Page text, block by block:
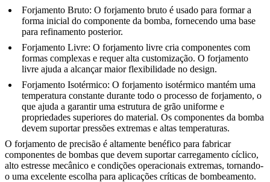
Forjamento Bruto: O forjamento bruto é usado para formar a
forma inicial do componente da bomba, fornecendo uma base
para refinamento posterior.
Forjamento Livre: O forjamento livre cria componentes com
formas complexas e requer alta customização. O forjamento
livre ajuda a alcançar maior flexibilidade no design.
Forjamento Isotérmico: O forjamento isotérmico mantém uma
temperatura constante durante todo o processo de forjamento, o
que ajuda a garantir uma estrutura de grão uniforme e
propriedades superiores do material. Os componentes da bomba
devem suportar pressões extremas e altas temperaturas.
O forjamento de precisão é altamente benéfico para fabricar
componentes de bombas que devem suportar carregamento cíclico,
alto estresse mecânico e condições operacionais extremas, tornando-
o uma excelente escolha para aplicações críticas de bombeamento.